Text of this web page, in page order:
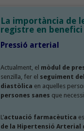
La importància de
registre en
Pressió arterial
Actualment, el mòdul de
senzilla, fer el seguiment
diastòlica en aquelles
persones sanes que
L’actuació farmacèutica
de la Hipertensió Arterial